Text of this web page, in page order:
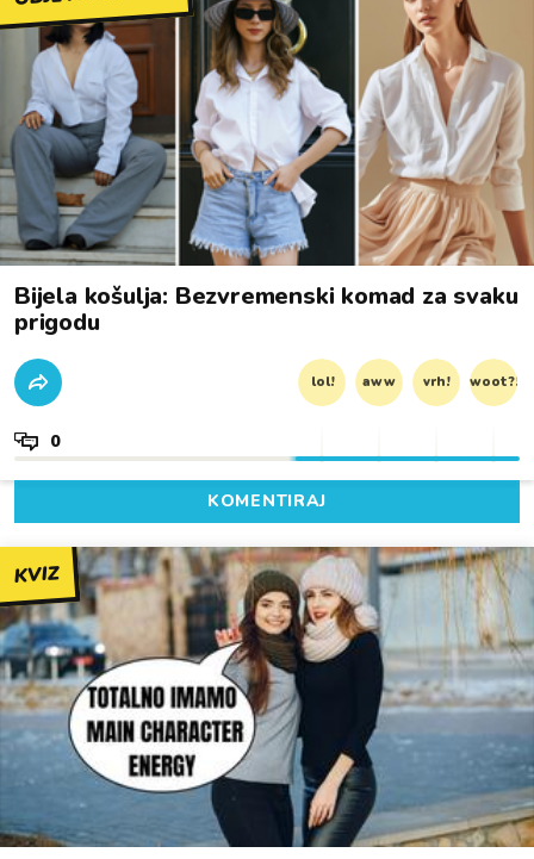
Bijela košulja: Bezvremenski komad za svaku
prigodu
lol! aww vrh! woot?!
0
KOMENTIRAJ
KVIZ